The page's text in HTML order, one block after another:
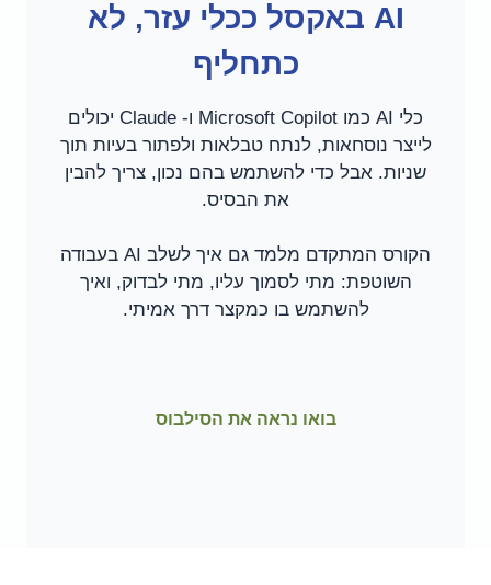
AI באקסל ככלי עזר, לא
כתחליף
כלי AI כמו Microsoft Copilot ו- Claude יכולים
לייצר נוסחאות, לנתח טבלאות ולפתור בעיות תוך
שניות. אבל כדי להשתמש בהם נכון, צריך להבין
את הבסיס.
הקורס המתקדם מלמד גם איך לשלב AI בעבודה
השוטפת: מתי לסמוך עליו, מתי לבדוק, ואיך
להשתמש בו כמקצר דרך אמיתי.
בואו נראה את הסילבוס